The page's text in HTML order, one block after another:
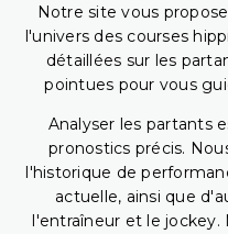
Notre site vous
l'univers des courses
détaillées sur les
pointues pour vous
Analyser les partants
pronostics précis.
l'historique de
actuelle, ainsi que
l'entraîneur et le